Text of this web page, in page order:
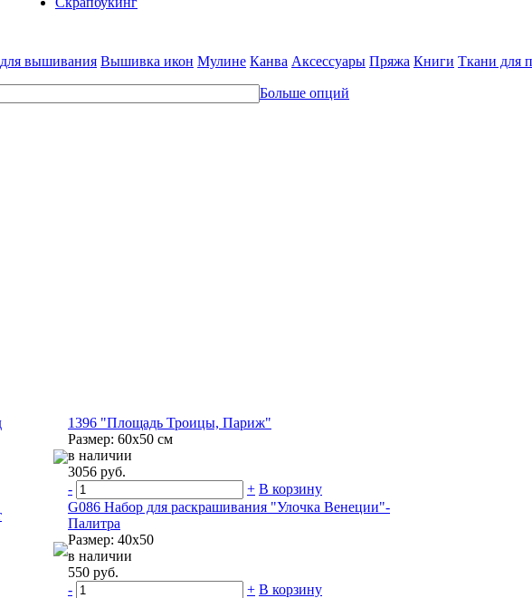
вышивания Вышивка икон Мулине Канва Аксессуары Пряжа Книги Ткани для
Больше опций
1396 "Площадь Троицы, Париж"
Размер: 60х50 см
в наличии
3056 руб.
-
+ В корзину
G086 Набор для раскрашивания "Улочка Венеции"-
Палитра
Размер: 40х50
в наличии
550 руб.
-
+ В корзину